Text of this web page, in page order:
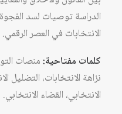
الدراسة توصيات لسد
الانتخابات في العصر الرقمي.
كلمات مفتاحية:منصات
نزاهة الانتخابات، التضليل
الانتخابي، القضاء الانتخابي.